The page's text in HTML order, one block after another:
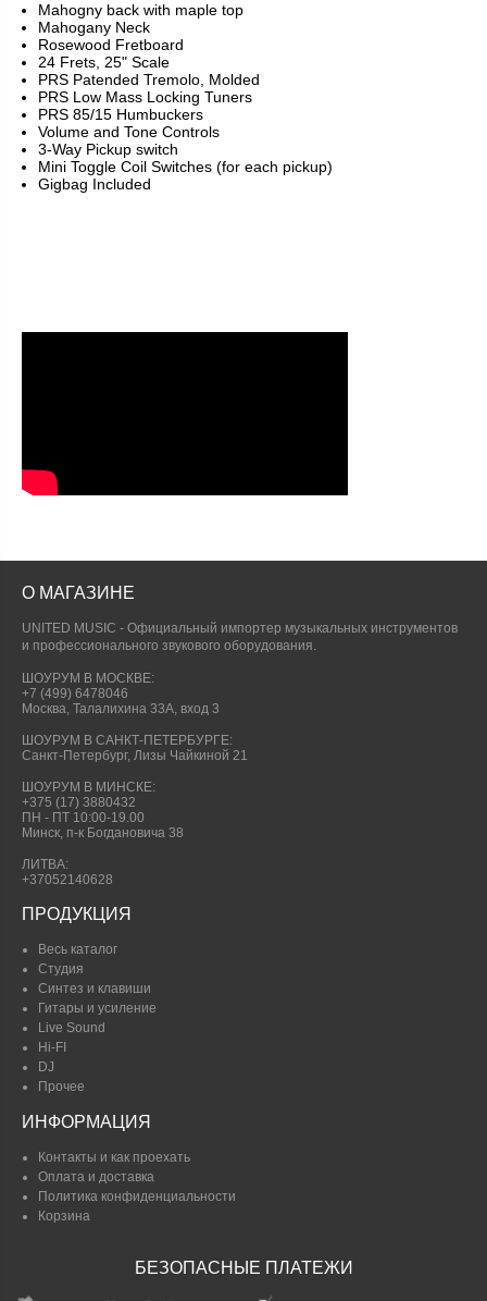
Mahogny back with maple top
Mahogany Neck
Rosewood Fretboard
24 Frets, 25" Scale
PRS Patended Tremolo, Molded
PRS Low Mass Locking Tuners
PRS 85/15 Humbuckers
Volume and Tone Controls
3-Way Pickup switch
Mini Toggle Coil Switches (for each pickup)
Gigbag Included
О МАГАЗИНЕ
UNITED MUSIC - Официальный импортер музыкальных инструментов
и профессионального звукового оборудования.
ШОУРУМ В МОСКВЕ:
+7 (499) 6478046
Москва, Талалихина 33А, вход 3
ШОУРУМ В САНКТ-ПЕТЕРБУРГЕ:
Санкт-Петербург, Лизы Чайкиной 21
ШОУРУМ В МИНСКЕ:
+375 (17) 3880432
ПН - ПТ 10:00-19.00
Минск, п-к Богдановича 38
ЛИТВА:
+37052140628
ПРОДУКЦИЯ
Весь каталог
Студия
Синтез и клавиши
Гитары и усиление
Live Sound
Hi-FI
DJ
Прочее
ИНФОРМАЦИЯ
Контакты и как проехать
Оплата и доставка
Политика конфиденциальности
Корзина
БЕЗОПАСНЫЕ ПЛАТЕЖИ